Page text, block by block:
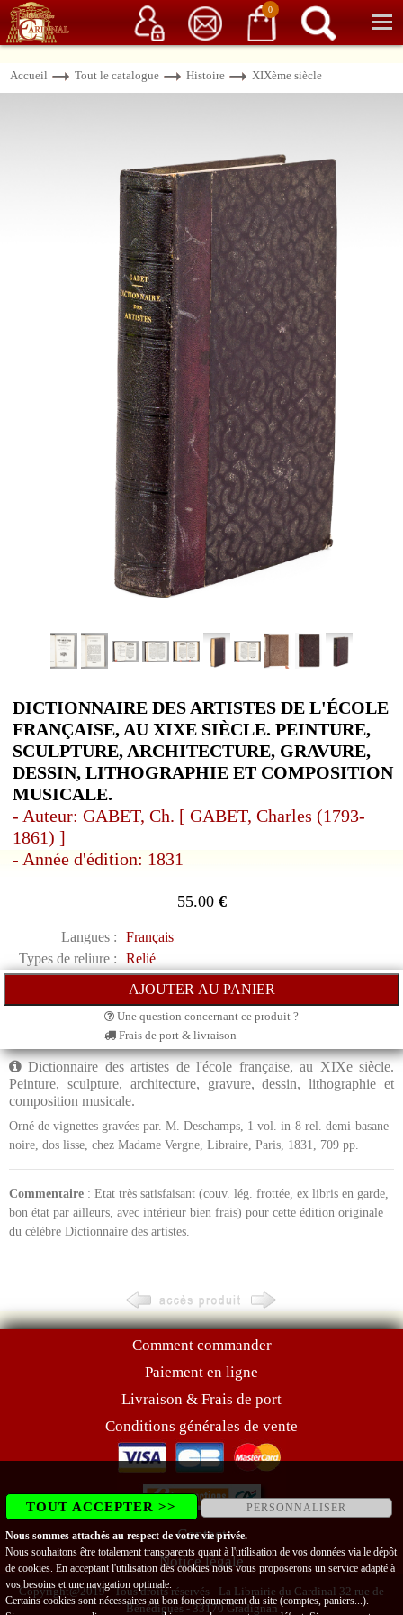
0
Service client 06 15 37 15 37 Librairie de livres anciens & rares
Accueil Tout le catalogue Histoire XIXème siècle
DICTIONNAIRE DES ARTISTES DE L'ÉCOLE
FRANÇAISE, AU XIXE SIÈCLE. PEINTURE,
SCULPTURE, ARCHITECTURE, GRAVURE,
DESSIN, LITHOGRAPHIE ET COMPOSITION
MUSICALE.
- Auteur: GABET, Ch. [ GABET, Charles (1793-
1861) ]
- Année d'édition: 1831
55.00€
Langues :
Français
Types de reliure :
Relié
Une question concernant ce produit ?
Frais de port & livraison
Dictionnaire des artistes de l'école française, au XIXe siècle.
Peinture, sculpture, architecture, gravure, dessin, lithographie et
composition musicale.
Orné de vignettes gravées par. M. Deschamps, 1 vol. in-8 rel. demi-basane
noire, dos lisse, chez Madame Vergne, Libraire, Paris, 1831, 709 pp.
Commentaire : Etat très satisfaisant (couv. lég. frottée, ex libris en garde,
bon état par ailleurs, avec intérieur bien frais) pour cette édition originale
du célèbre Dictionnaire des artistes.
Comment commander
Paiement en ligne
Livraison & Frais de port
Conditions générales de vente
Contact
Notice légale
Copyright@2019 - Tous droits réservés - La Librairie du Cardinal 32 rue de
Bénédigues - 33170 Gradignan
TOUT ACCEPTER >> PERSONNALISER
Nous sommes attachés au respect de votre vie privée.
Nous souhaitons être totalement transparents quant à l'utilisation de vos données via le dépôt
de cookies. En acceptant l'utilisation des cookies nous vous proposerons un service adapté à
vos besoins et une navigation optimale.
Certains cookies sont nécessaires au bon fonctionnement du site (comptes, paniers...).